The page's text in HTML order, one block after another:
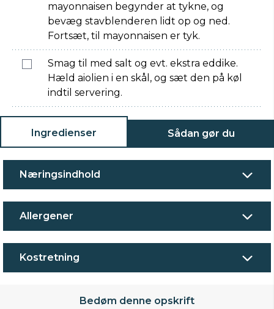
mayonnaisen begynder at tykne, og
bevæg stavblenderen lidt op og ned.
Fortsæt, til mayonnaisen er tyk.
Smag til med salt og evt. ekstra eddike.
Hæld aiolien i en skål, og sæt den på køl
indtil servering.
Ingredienser Sådan gør du
Næringsindhold
Allergener
Kostretning
Bedøm denne opskrift